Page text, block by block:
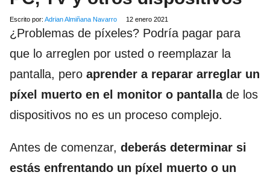
Escrito por: Adrian Almiñana Navarro 12 enero 2021
¿Problemas de píxeles? Podría pagar para
que lo arreglen por usted o reemplazar la
pantalla, pero aprender a reparar arreglar un
píxel muerto en el monitor o pantalla de los
dispositivos no es un proceso complejo.
Antes de comenzar, deberás determinar si
estás enfrentando un píxel muerto o un